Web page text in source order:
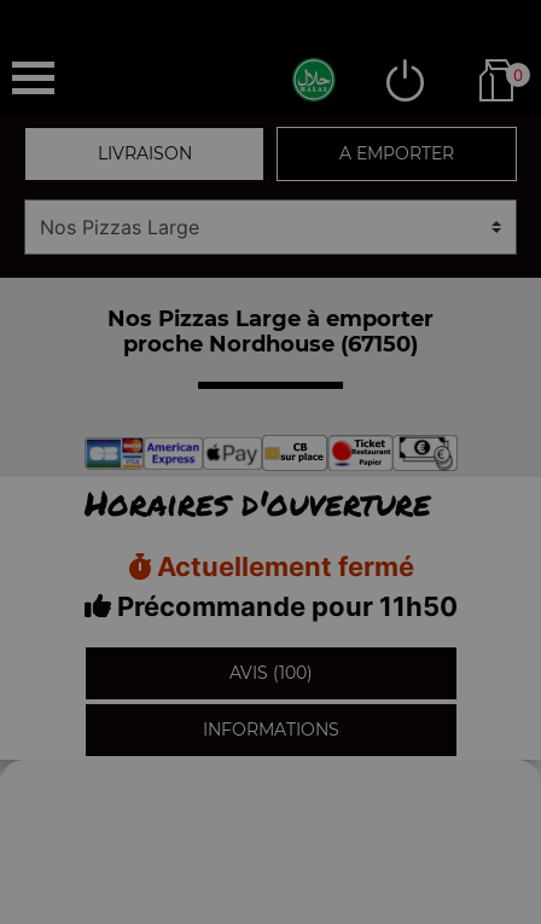
0
LIVRAISON A EMPORTER
Nos Pizzas Large à emporter
proche Nordhouse (67150)
Horaires d'ouverture
Actuellement fermé
Précommande pour 11h50
AVIS (100)
INFORMATIONS